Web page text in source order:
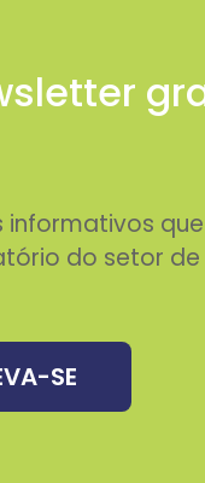
informativos
do setor de
SE